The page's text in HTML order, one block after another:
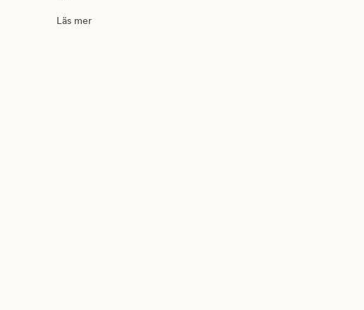
Läs mer